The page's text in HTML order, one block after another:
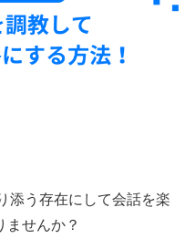
添う存在にして会話を楽
ませんか？